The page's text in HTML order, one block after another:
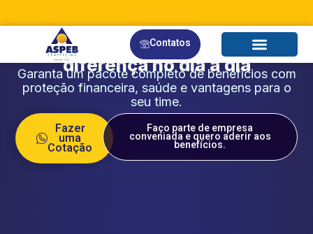
Contatos
Cuide dasua equipecom
benefícios que fazem a
diferença no dia a dia
Garanta um pacote completo de benefícios com
proteção financeira, saúde e vantagens para o
seu time.
Fazer
uma
Cotação
Faço parte de empresa
conveniada e quero aderir aos
benefícios.